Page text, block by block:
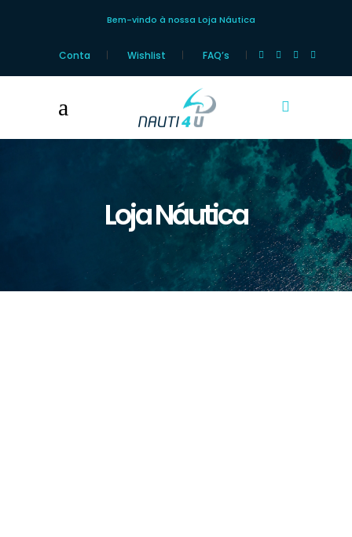
Bem-vindo à nossa Loja Náutica
Conta Wishlist FAQ’s
Loja Náutica